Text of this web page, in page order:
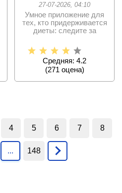
27-07-2026, 04:10
Умное приложение для
тех, кто придерживается
диеты: следите за
Средняя: 4.2
(271 оценa)
4 5 6 7 8
... 148